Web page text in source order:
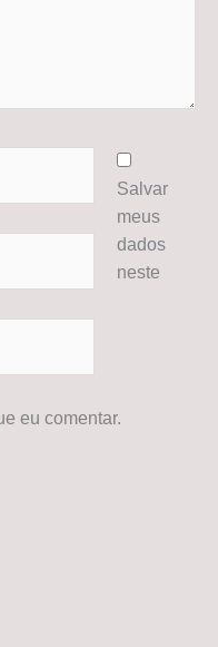
Salvar
meus
dados
neste
eu comentar.